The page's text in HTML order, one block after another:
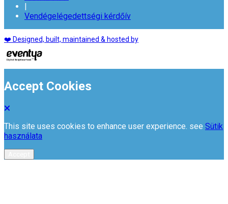
Vendégelégedettségi kérdőív
❤️ Designed, built, maintained & hosted by
Accept Cookies
This site uses cookies to enhance user experience. see Sütik
használata